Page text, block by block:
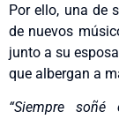
Por ello, una de
de nuevos
junto a su
que albergan a
“Siempre